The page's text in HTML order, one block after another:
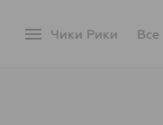
menu Чики Рики